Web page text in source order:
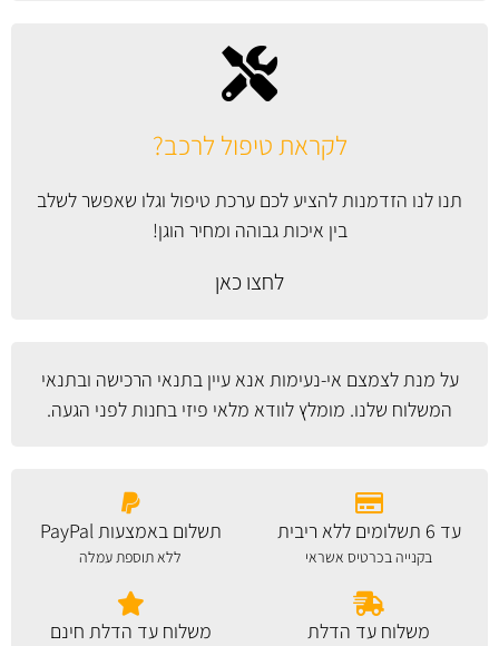
לקראת טיפול לרכב?
תנו לנו הזדמנות להציע לכם ערכת טיפול וגלו שאפשר לשלב
בין איכות גבוהה ומחיר הוגן!
לחצו כאן
על מנת לצמצם אי-נעימות אנא עייןבתנאי הרכישה ובתנאי
המשלוח שלנו. מומלץ לוודא מלאי פיזי בחנות לפני הגעה.
עד 6 תשלומים ללא ריבית
בקנייה בכרטיס אשראי
תשלום באמצעות PayPal
ללא תוספת עמלה
משלוח עד הדלת משלוח עד הדלת חינם